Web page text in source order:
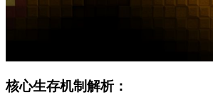
核心生存机制解析：